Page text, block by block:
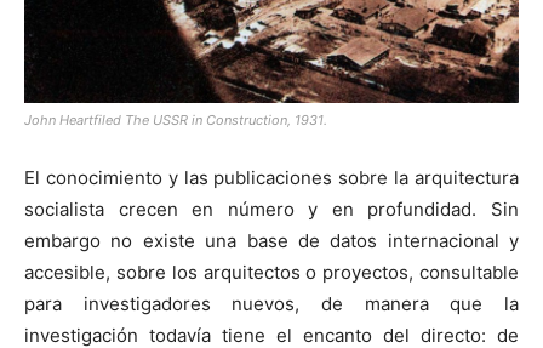
John Heartfiled The USSR in Construction, 1931.
El conocimiento y las publicaciones sobre la arquitectura
socialista crecen en número y en profundidad. Sin
embargo no existe una base de datos internacional y
accesible, sobre los arquitectos o proyectos, consultable
para investigadores nuevos, de manera que la
investigación todavía tiene el encanto del directo: de